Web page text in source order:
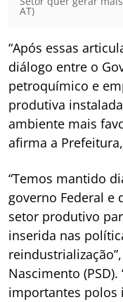
AT)
“Após essas
diálogo entre o
petroquímico e
produtiva
ambiente mais
afirma a
“Temos mantido
governo Federal e
setor produtivo
inserida nas
Nascimento
importantes polos